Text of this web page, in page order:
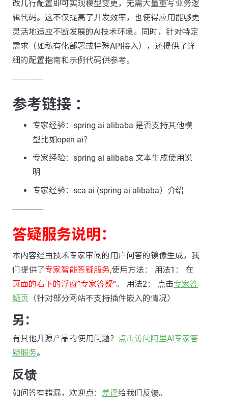
改几行配置即可实现模型变更，无需大量重写业务逻
辑代码。这不仅提高了开发效率，也使得应用能够更
灵活地适应不断发展的AI技术环境。同时，针对特定
需求（如私有化部署或特殊API接入），还提供了详
细的配置指南和示例代码供参考。
---------------
参考链接 ：
专家经验：spring ai alibaba 是否支持其他模
型比如open ai？
专家经验：spring ai alibaba 文本生成使用说
明
专家经验：sca ai (spring ai alibaba）介绍
---------------
答疑服务说明：
本内容经由技术专家审阅的用户问答的镜像生成，我
们提供了专家智能答疑服务,使用方法： 用法1： 在
页面的右下的浮窗”专家答疑“。 用法2： 点击专家答
疑页 （针对部分网站不支持插件嵌入的情况）
另：
有其他开源产品的使用问题？
点击访问阿里AI专家答
疑服务。
反馈
如问答有错漏，欢迎点： 差评给我们反馈。